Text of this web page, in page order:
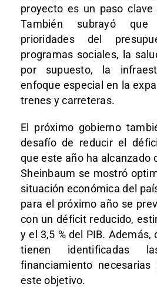
proyecto es un paso
También subrayó que
prioridades del
programas sociales, la
por supuesto, la
enfoque especial en la
trenes y carreteras.
El próximo gobierno
desafío de reducir el
que este año ha alcanzado
Sheinbaum se mostró
situación económica del
para el próximo año se
con un déficit reducido,
y el 3,5 % del PIB. Además,
tienen identificadas
financiamiento
este objetivo.